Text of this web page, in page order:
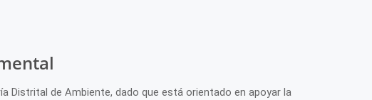
Distrital de Ambiente, dado que está orientado en apoyar la